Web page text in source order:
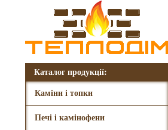
Каталог продукції:
Каміни і топки
Печі і камінофени